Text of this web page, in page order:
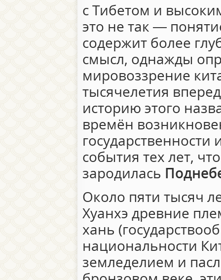
с Тибетом и
это не так —
содержит более
смысл, однажды
мировоззрение
тысячелетия
историю этого
времён
события тех лет,
зародилась
Около пяти тысяч
Хуанхэ древние
хань
национальности
земледелием и